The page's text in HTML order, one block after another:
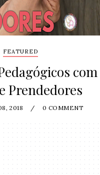
FEATURED
com
Prendedores
2018 / 0 COMMENT